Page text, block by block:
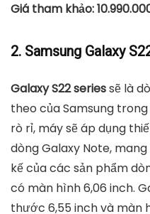
Giá tham khảo:
2. Samsung Galaxy
Galaxy S22 seriessẽ là
theo của Samsung
rò rỉ, máy sẽ áp dụng
dòng Galaxy Note,
kế của các sản phẩm
có màn hình 6,06 inch.
thước 6,55 inch và màn